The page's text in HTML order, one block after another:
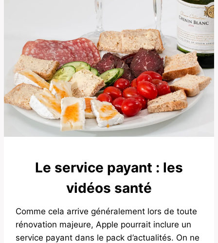
Le service payant : les
vidéos santé
Comme cela arrive généralement lors de toute
rénovation majeure, Apple pourrait inclure un
service payant dans le pack d’actualités. On ne